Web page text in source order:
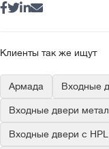
Клиенты так же ищут
Армада Входные
Входные двери
Входные двери с